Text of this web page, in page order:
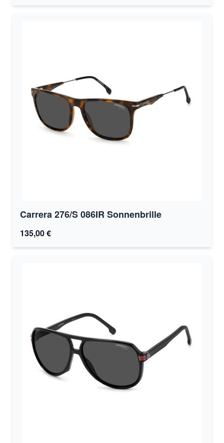
Carrera 276/S 086IR Sonnenbrille
135,00 €